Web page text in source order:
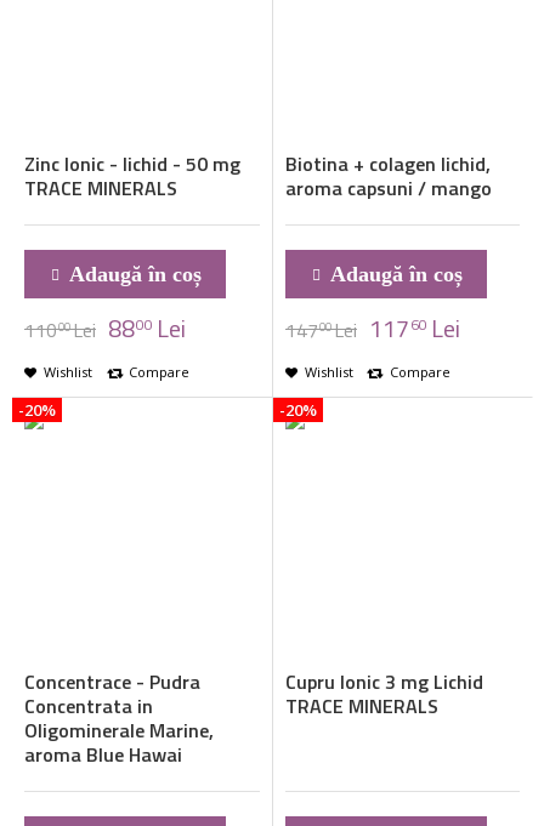
Zinc Ionic - lichid - 50 mg
TRACE MINERALS
Adaugă în coș
11000Lei 8800 Lei
Wishlist Compare
Biotina + colagen lichid,
aroma capsuni / mango
Adaugă în coș
14700Lei 11760 Lei
Wishlist Compare
Concentrace - Pudra
Concentrata in
Oligominerale Marine,
aroma Blue Hawai
-20%
Cupru Ionic 3 mg Lichid
TRACE MINERALS
-20%